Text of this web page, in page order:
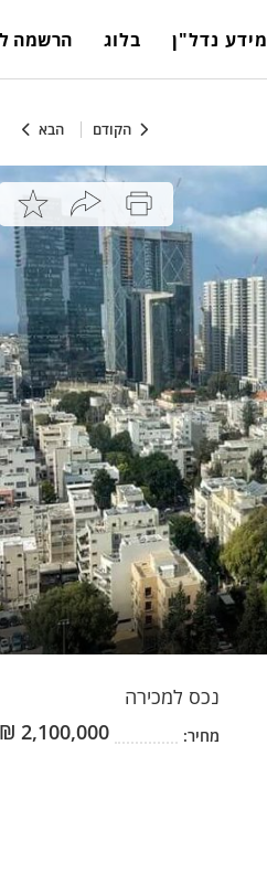
מידע נדל"ן בלוג הרשמה
הקודם הבא
נכס למכירה
מחיר: 2,100,000
₪